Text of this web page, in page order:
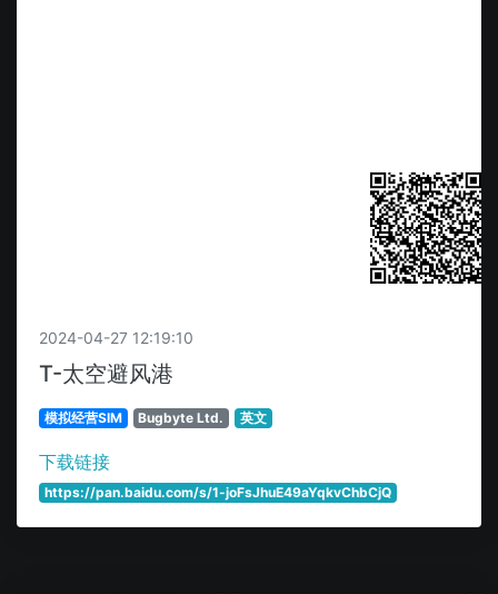
2024-04-27 12:19:10
T-太空避风港
模拟经营SIM Bugbyte Ltd. 英文
下载链接
https://pan.baidu.com/s/1-joFsJhuE49aYqkvChbCjQ